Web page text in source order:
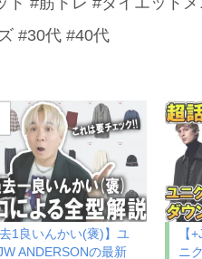
#30代 #40代
去1良いんかい(褒)】ユ
ANDERSONの最新
【
ニ